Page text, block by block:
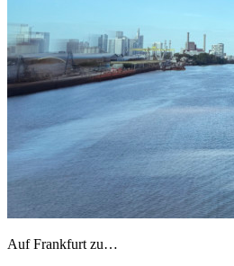
Auf Frankfurt zu…